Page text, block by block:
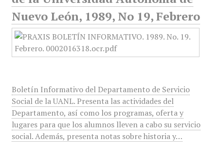
Nuevo León, 1989, No 19, Febrero
Boletín Informativo del Departamento de Servicio
Social de la UANL. Presenta las actividades del
Departamento, así como los programas, oferta y
lugares para que los alumnos lleven a cabo su servicio
social. Además, presenta notas sobre historia y…